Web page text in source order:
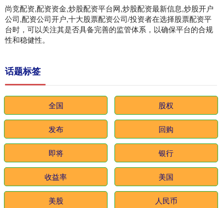
尚竞配资,配资资金,炒股配资平台网,炒股配资最新信息,炒股开户
公司,配资公司开户,十大股票配资公司/投资者在选择股票配资平
台时，可以关注其是否具备完善的监管体系，以确保平台的合规
性和稳健性。
话题标签
全国 股权
发布 回购
即将 银行
收益率 美国
美股 人民币